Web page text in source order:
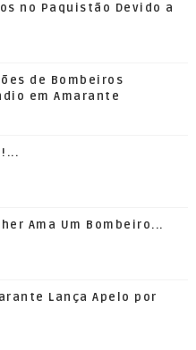
no Paquistão Devido a
de Bombeiros
em Amarante
Ama Um Bombeiro...
Lança Apelo por